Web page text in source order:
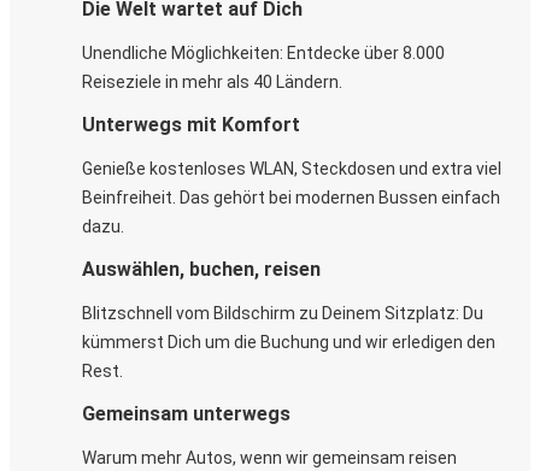
Die Welt wartet auf Dich
Unendliche Möglichkeiten: Entdecke über 8.000
Reiseziele in mehr als 40 Ländern.
Unterwegs mit Komfort
Genieße kostenloses WLAN, Steckdosen und extra viel
Beinfreiheit. Das gehört bei modernen Bussen einfach
dazu.
Auswählen, buchen, reisen
Blitzschnell vom Bildschirm zu Deinem Sitzplatz: Du
kümmerst Dich um die Buchung und wir erledigen den
Rest.
Gemeinsam unterwegs
Warum mehr Autos, wenn wir gemeinsam reisen